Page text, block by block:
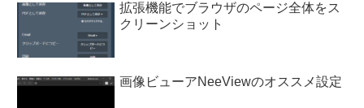
拡張機能でブラウザのページ全体をス
クリーンショット
画像ビューアNeeViewのオススメ設定